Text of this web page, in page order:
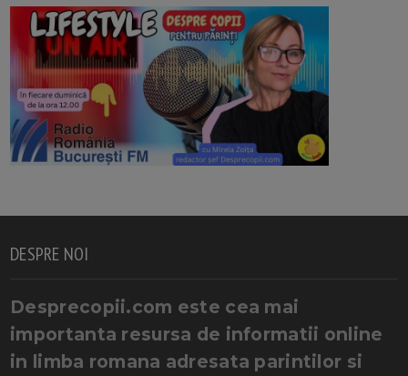
DESPRE NOI
Desprecopii.com este cea mai
importanta resursa de informatii online
in limba romana adresata parintilor si